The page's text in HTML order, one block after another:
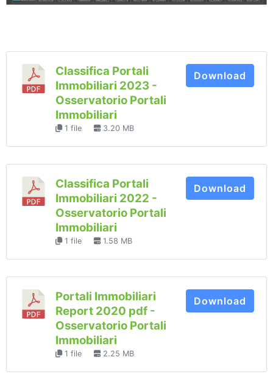
Classifica Portali
Immobiliari 2023 -
Osservatorio Portali
Immobiliari
1 file 3.20 MB
Download
Classifica Portali
Immobiliari 2022 -
Osservatorio Portali
Immobiliari
1 file 1.58 MB
Download
Portali Immobiliari
Report 2020 pdf -
Osservatorio Portali
Immobiliari
1 file 2.25 MB
Download